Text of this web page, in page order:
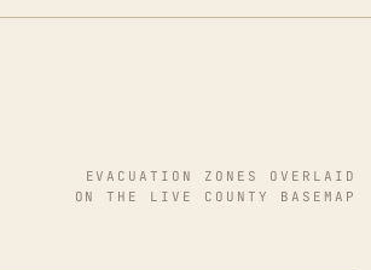
EVACUATION ZONES OVERLAID
ON THE LIVE COUNTY BASEMAP